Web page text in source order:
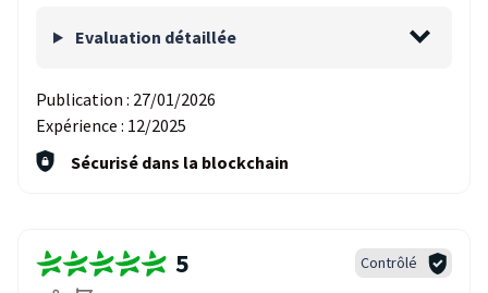
Evaluation détaillée
Publication : 27/01/2026
Expérience : 12/2025
Sécurisé dans la blockchain
5 Contrôlé